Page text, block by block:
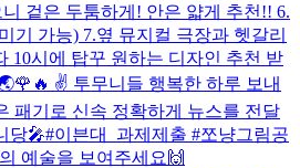
겉은 두툼하게! 안은 얇게 추천!! 6.
기 가능) 7.옆 뮤지컬 극장과 헷갈리
10시에 탑꾸 원하는 디자인 추천 받
🌹🔥 ✌️ 투무니들 행복한 하루 보내
패기로 신속 정확하게 뉴스를 전달
당🎤#이븐대_과제제출 #쪼냥그림공
예술을 보여주세요🙌